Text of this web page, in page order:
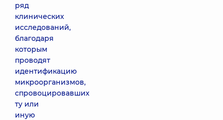
ряд
клинических
исследований,
благодаря
которым
проводят
идентификацию
микроорганизмов,
спровоцировавших
ту или
иную